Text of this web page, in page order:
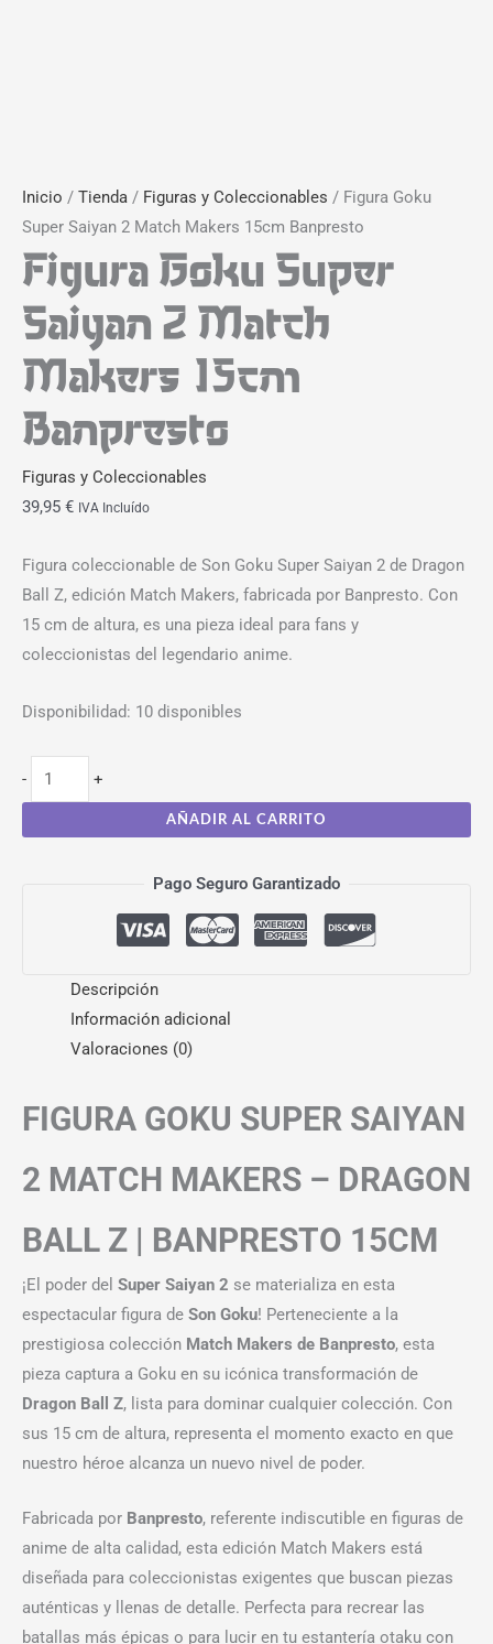
Inicio / Tienda / Figuras y Coleccionables / Figura Goku
Super Saiyan 2 Match Makers 15cm Banpresto
Figura Goku Super
Saiyan 2 Match
Makers 15cm
Banpresto
Figuras y Coleccionables
39,95 € IVA Incluído
Figura coleccionable de Son Goku Super Saiyan 2 de Dragon
Ball Z, edición Match Makers, fabricada por Banpresto. Con
15 cm de altura, es una pieza ideal para fans y
coleccionistas del legendario anime.
Disponibilidad: 10 disponibles
- +
AÑADIR AL CARRITO
Pago Seguro Garantizado
Descripción
Información adicional
Valoraciones (0)
FIGURA GOKU SUPER SAIYAN
2 MATCH MAKERS – DRAGON
BALL Z | BANPRESTO 15CM
¡El poder del Super Saiyan 2 se materializa en esta
espectacular figura de Son Goku! Perteneciente a la
prestigiosa colección Match Makers de Banpresto, esta
pieza captura a Goku en su icónica transformación de
Dragon Ball Z, lista para dominar cualquier colección. Con
sus 15 cm de altura, representa el momento exacto en que
nuestro héroe alcanza un nuevo nivel de poder.
Fabricada por Banpresto, referente indiscutible en figuras de
anime de alta calidad, esta edición Match Makers está
diseñada para coleccionistas exigentes que buscan piezas
auténticas y llenas de detalle. Perfecta para recrear las
batallas más épicas o para lucir en tu estantería otaku con